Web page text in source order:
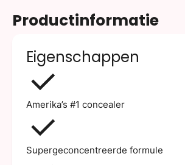
Productinformatie
Eigenschappen
Amerika’s #1 concealer
Supergeconcentreerde formule